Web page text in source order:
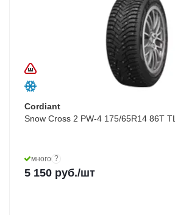
Cordiant
Snow Cross 2 PW-4 175/65R14 86T TL
много ?
5 150 руб./шт